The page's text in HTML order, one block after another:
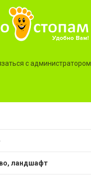
с администратором
ландшафт